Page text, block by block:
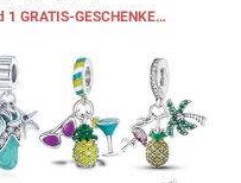
GRATIS-GESCHENKE